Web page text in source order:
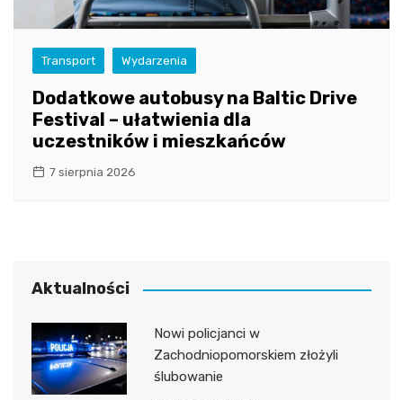
Transport Wydarzenia
Dodatkowe autobusy na Baltic Drive
Festival – ułatwienia dla
uczestników i mieszkańców
7 sierpnia 2026
Aktualności
Nowi policjanci w
Zachodniopomorskiem złożyli
ślubowanie